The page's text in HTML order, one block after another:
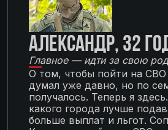
Александр, 32
Главное — идти за свою
О том, чтобы пойти на
думал уже давно, но по
получалось. Теперь я
какого города лучше
больше выплат и льгот.